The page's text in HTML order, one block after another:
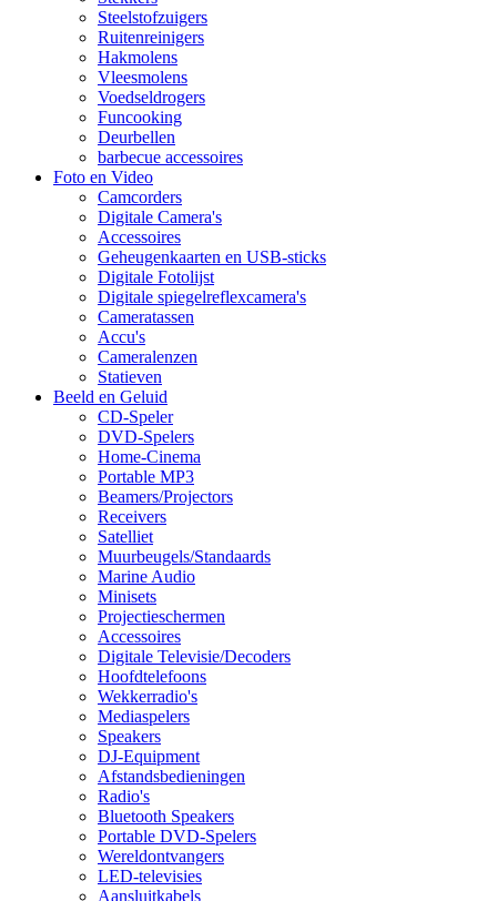
Steelstofzuigers
Ruitenreinigers
Hakmolens
Vleesmolens
Voedseldrogers
Funcooking
Deurbellen
barbecue accessoires
Foto en Video
Camcorders
Digitale Camera's
Accessoires
Geheugenkaarten en USB-sticks
Digitale Fotolijst
Digitale spiegelreflexcamera's
Cameratassen
Accu's
Cameralenzen
Statieven
Beeld en Geluid
CD-Speler
DVD-Spelers
Home-Cinema
Portable MP3
Beamers/Projectors
Receivers
Satelliet
Muurbeugels/Standaards
Marine Audio
Minisets
Projectieschermen
Accessoires
Digitale Televisie/Decoders
Hoofdtelefoons
Wekkerradio's
Mediaspelers
Speakers
DJ-Equipment
Afstandsbedieningen
Radio's
Bluetooth Speakers
Portable DVD-Spelers
Wereldontvangers
LED-televisies
Aansluitkabels